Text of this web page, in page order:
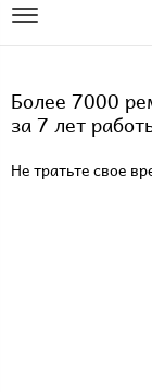
Более 7000
за 7 лет
Не тратьте свое